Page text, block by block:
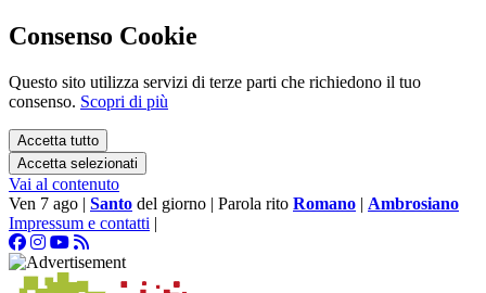
Consenso Cookie
Questo sito utilizza servizi di terze parti che richiedono il tuo
consenso. Scopri di più
Accetta tutto
Accetta selezionati
Vai al contenuto
Ven 7 ago | Santo del giorno | Parola rito Romano | Ambrosiano
Impressum e contatti |